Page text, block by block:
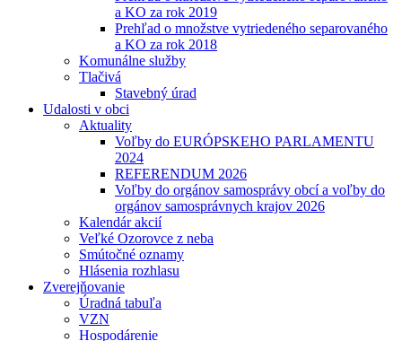
a KO za rok 2019
Prehľad o množstve vytriedeného separovaného
a KO za rok 2018
Komunálne služby
Tlačivá
Stavebný úrad
Udalosti v obci
Aktuality
Voľby do EURÓPSKEHO PARLAMENTU
2024
REFERENDUM 2026
Voľby do orgánov samosprávy obcí a voľby do
orgánov samosprávnych krajov 2026
Kalendár akcií
Veľké Ozorovce z neba
Smútočné oznamy
Hlásenia rozhlasu
Zverejňovanie
Úradná tabuľa
VZN
Hospodárenie